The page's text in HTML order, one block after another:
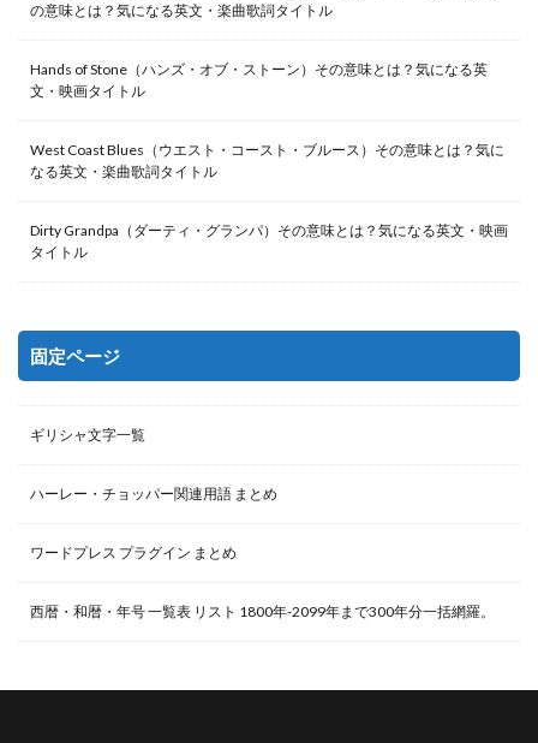
の意味とは？気になる英文・楽曲歌詞タイトル
Hands of Stone（ハンズ・オブ・ストーン）その意味とは？気になる英
文・映画タイトル
West Coast Blues（ウエスト・コースト・ブルース）その意味とは？気に
なる英文・楽曲歌詞タイトル
Dirty Grandpa（ダーティ・グランパ）その意味とは？気になる英文・映画
タイトル
固定ページ
ギリシャ文字一覧
ハーレー・チョッパー関連用語 まとめ
ワードプレス プラグイン まとめ
西暦・和暦・年号 一覧表 リスト 1800年-2099年まで300年分一括網羅。